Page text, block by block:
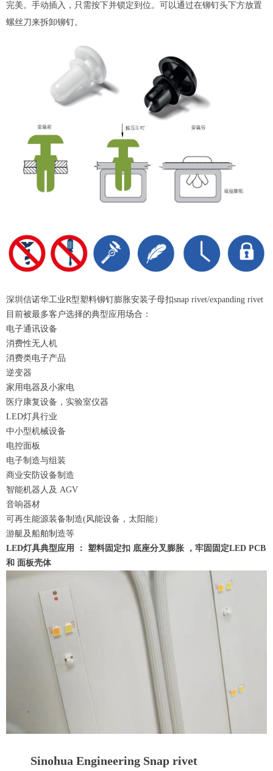
完美。手动插入，只需按下并锁定到位。可以通过在铆钉头下方放置
螺丝刀来拆卸铆钉。
深圳信诺华工业R型塑料铆钉膨胀安装子母扣snap rivet/expanding rivet
目前被最多客户选择的典型应用场合：
电子通讯设备
消费性无人机
消费类电子产品
逆变器
家用电器及小家电
医疗康复设备，实验室仪器
LED灯具行业
中小型机械设备
电控面板
电子制造与组装
商业安防设备制造
智能机器人及 AGV
音响器材
可再生能源装备制造(风能设备，太阳能）
游艇及船舶制造等
LED灯具典型应用 ： 塑料固定扣 底座分叉膨胀 ，牢固固定LED PCB
和 面板壳体
Sinohua Engineering Snap rivet